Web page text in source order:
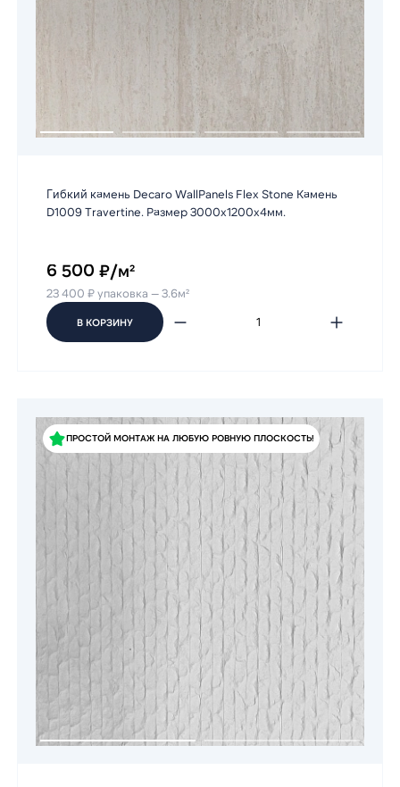
Гибкий камень Decaro WallPanels Flex Stone Камень
D1009 Travertine. Размер 3000х1200х4мм.
6 500 ₽/м²
23 400 ₽ упаковка — 3.6м²
В КОРЗИНУ
ПРОСТОЙ МОНТАЖ НА ЛЮБУЮ РОВНУЮ ПЛОСКОСТЬ!